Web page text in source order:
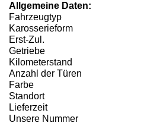
Allgemeine Daten:
Fahrzeugtyp
Karosserieform
Erst-Zul.
Getriebe
Kilometerstand
Anzahl der Türen
Farbe
Standort
Lieferzeit
Unsere Nummer